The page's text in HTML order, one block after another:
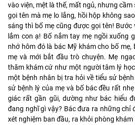
vào viện, mệt là thế, mất ngủ, nhưng
gọi tên mà mẹ lo lắng, hồi hộp không
sáng thì bố mẹ cũng được gọi tên!
lắm con ạ! Bố nắm tay mẹ ngồi xuống
nhớ hôm đó là bác Mỹ khám cho bố
mẹ và mới bắt đầu trò chuyện. Mẹ
thăm khám cứ như một người tâm lý
một bệnh nhân bị tra hỏi về tiểu sử
sử bệnh lý của mẹ và bố bác đều rất
giác rất gần gũi, dường như bác hiểu
đang nghĩ gì vậy? Bác đưa ra những chỉ
xét nghiệm ban đầu, ra khỏi phòng